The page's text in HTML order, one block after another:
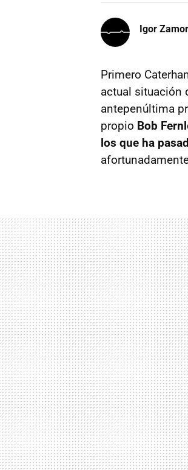
Igor
Primero
actual situación
antepenúltima
propio Bob
los que ha